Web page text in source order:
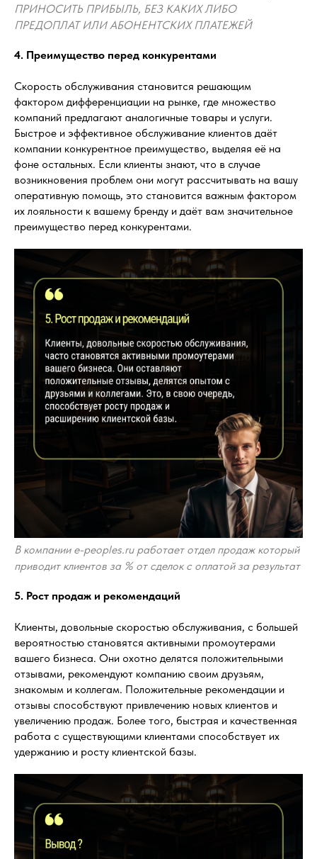
ПРИНОСИТЬ ПРИБЫЛЬ, БЕЗ КАКИХ ЛИБО
ПРЕДОПЛАТ ИЛИ АБОНЕНТСКИХ ПЛАТЕЖЕЙ
4. Преимущество перед конкурентами
Скорость обслуживания становится решающим
фактором дифференциации на рынке, где множество
компаний предлагают аналогичные товары и услуги.
Быстрое и эффективное обслуживание клиентов даёт
компании конкурентное преимущество, выделяя её на
фоне остальных. Если клиенты знают, что в случае
возникновения проблем они могут рассчитывать на вашу
оперативную помощь, это становится важным фактором
их лояльности к вашему бренду и даёт вам значительное
преимущество перед конкурентами.
В компании e-peoples.ru работает отдел продаж который
приводит клиентов за % от сделок с оплатой за результат
5. Рост продаж и рекомендаций
Клиенты, довольные скоростью обслуживания, с большей
вероятностью становятся активными промоутерами
вашего бизнеса. Они охотно делятся положительными
отзывами, рекомендуют компанию своим друзьям,
знакомым и коллегам. Положительные рекомендации и
отзывы способствуют привлечению новых клиентов и
увеличению продаж. Более того, быстрая и качественная
работа с существующими клиентами способствует их
удержанию и росту клиентской базы.